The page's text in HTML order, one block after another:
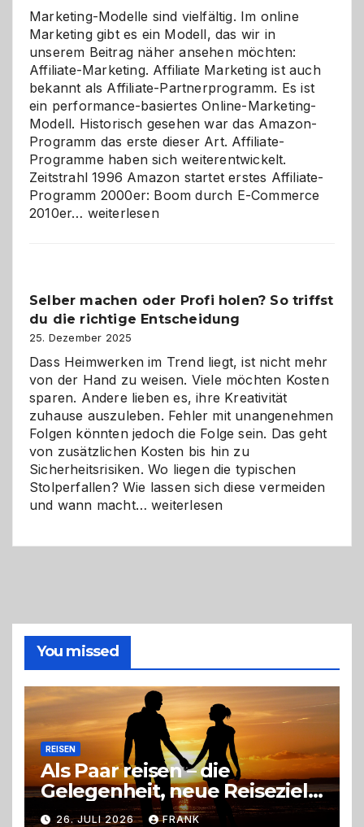
Marketing-Modelle sind vielfältig. Im online
Marketing gibt es ein Modell, das wir in
unserem Beitrag näher ansehen möchten:
Affiliate-Marketing. Affiliate Marketing ist auch
bekannt als Affiliate-Partnerprogramm. Es ist
ein performance-basiertes Online-Marketing-
Modell. Historisch gesehen war das Amazon-
Programm das erste dieser Art. Affiliate-
Programme haben sich weiterentwickelt.
Zeitstrahl 1996 Amazon startet erstes Affiliate-
Programm 2000er: Boom durch E-Commerce
2010er… Affiliate-
Herausforderungen
und
Zukunft
weiterlesen
Selber machen oder Profi holen? So triffst
du die richtige Entscheidung
25. Dezember 2025
Dass Heimwerken im Trend liegt, ist nicht mehr
von der Hand zu weisen. Viele möchten Kosten
sparen. Andere lieben es, ihre Kreativität
zuhause auszuleben. Fehler mit unangenehmen
Folgen könnten jedoch die Folge sein. Das geht
von zusätzlichen Kosten bis hin zu
Sicherheitsrisiken. Wo liegen die typischen
Stolperfallen? Wie lassen sich diese vermeiden
und wann macht…Selber
richtige
Entscheidung
weiterlesen
You missed
REISEN
Als Paar reisen – die
Gelegenheit, neue Reiseziele
zu entdecken
26. JULI 2026 FRANK